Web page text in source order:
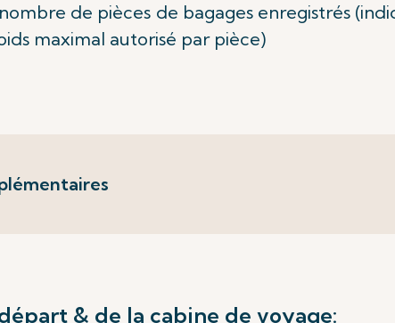
de pièces de bagages enregistrés
maximal autorisé par pièce)
& de la cabine de voyage: